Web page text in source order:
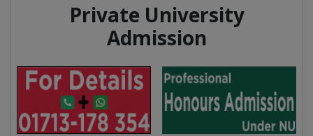
Private University
Admission